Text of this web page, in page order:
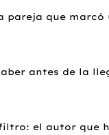
pareja que
antes de la
el autor que